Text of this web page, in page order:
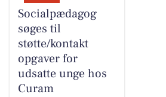
Socialpædagog
søges til
støtte/kontakt
opgaver for
udsatte unge hos
Curam